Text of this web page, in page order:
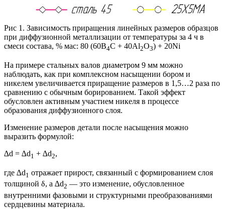
Рис 1. Зависимость приращения линейных размеров образцов
при диффузионной металлизации от температуры за 4 ч в
смеси состава, % мас: 80 (60B4C + 40Al2O3) + 20Ni
На примере стальных валов диаметром 9 мм можно
наблюдать, как при комплексном насыщении бором и
никелем увеличивается приращение размеров в 1,5…2 раза по
сравнению с обычным борированием. Такой эффект
обусловлен активным участием никеля в процессе
образования диффузионного слоя.
Изменение размеров детали после насыщения можно
выразить формулой:
∆d = ∆d1 + ∆d2,
где ∆d1 отражает прирост, связанный с формированием слоя
толщиной δ, а ∆d2 — это изменение, обусловленное
внутренними фазовыми и структурными преобразованиями
сердцевины материала.